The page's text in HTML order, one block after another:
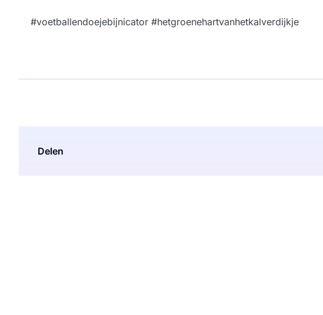
#voetballendoejebijnicator #hetgroenehartvanhetkalverdijkje
Delen